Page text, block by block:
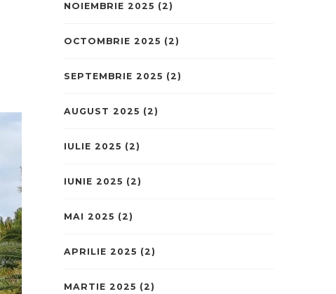
NOIEMBRIE 2025 (2)
OCTOMBRIE 2025 (2)
SEPTEMBRIE 2025 (2)
AUGUST 2025 (2)
IULIE 2025 (2)
IUNIE 2025 (2)
MAI 2025 (2)
APRILIE 2025 (2)
MARTIE 2025 (2)